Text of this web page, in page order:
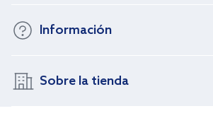
Información
Sobre la tienda